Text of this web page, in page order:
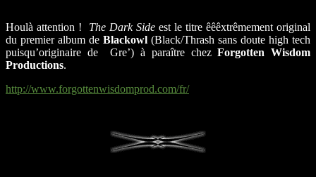
Houlà attention ! The Dark Side est le titre êêêxtrêmement original
du premier album de Blackowl (Black/Thrash sans doute high tech
puisqu’originaire de Gre’) à paraître chezForgotten Wisdom
Productions.
http://www.forgottenwisdomprod.com/fr/